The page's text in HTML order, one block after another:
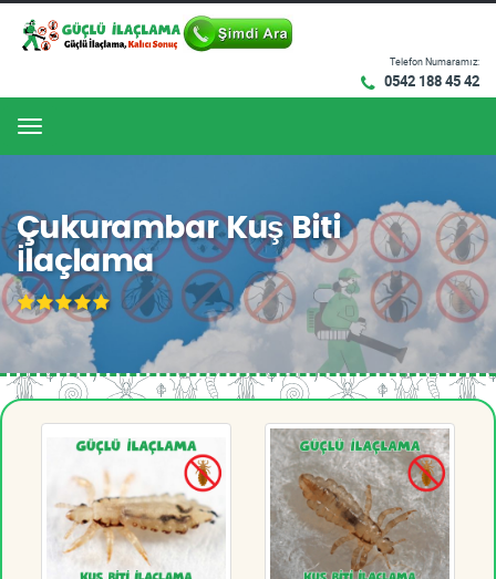
Telefon Numaramız:
0542 188 45 42
Menu
Çukurambar Kuş Biti
İlaçlama